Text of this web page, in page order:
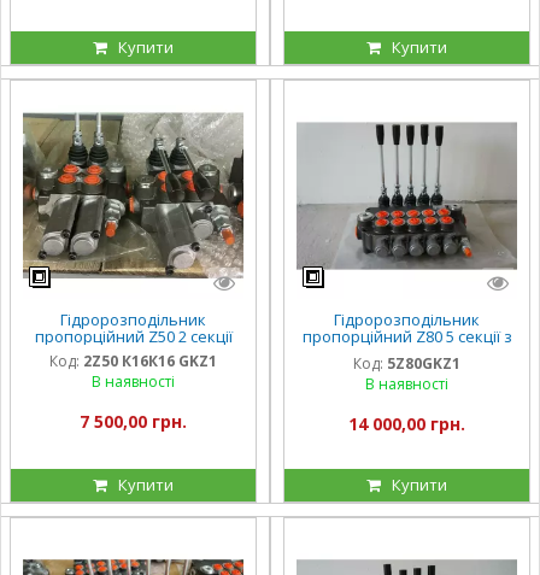
Купити Купити
Гідророзподільник
пропорційний Z50 2 секції
Код: 2Z50 К16К16 GKZ1
В наявності
7 500,00 грн.
Купити
Гідророзподільник
пропорційний Z80 5 секції з
ручним керуванням 5Z80
Badestnost
Код: 5Z80GKZ1
В наявності
14 000,00 грн.
Купити